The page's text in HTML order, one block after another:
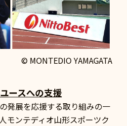
© MONTEDIO YAMAGATA
ースへの支援
発展を応援する取り組みの一
モンテディオ山形スポーツク